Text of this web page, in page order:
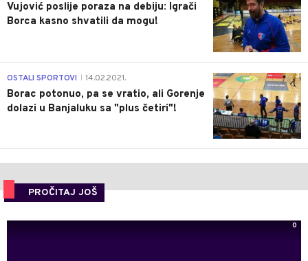
Vujović poslije poraza na debiju: Igrači
Borca kasno shvatili da mogu!
3
OSTALI SPORTOVI 14.02.2021.
Borac potonuo, pa se vratio, ali Gorenje
dolazi u Banjaluku sa "plus četiri"!
PROČITAJ JOŠ
0